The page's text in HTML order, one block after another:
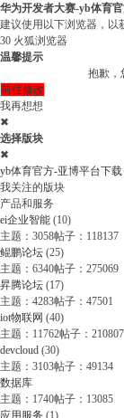
华为开发者大赛-yb体育
建议使用以下浏览器，以
30 火狐浏览器
温馨提示
抱歉，
前往修改
我再想想
✖
选择版块
✖
yb体育官方-亚博平台下载
我关注的版块
产品和服务
ei企业智能 (10)
主题：3058帖子：118137
鲲鹏论坛 (25)
主题：6340帖子：275069
昇腾论坛 (17)
主题：4283帖子：47501
iot物联网 (40)
主题：11762帖子：210807
devcloud (30)
主题：3103帖子：49134
数据库
主题：1740帖子：13085
应用服务 (1)